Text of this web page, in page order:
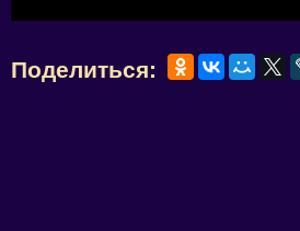
Поделиться: